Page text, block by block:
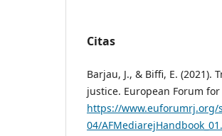
Citas
Barjau, J., & Biffi, E.
justice. European Forum
https://www.euforumrj.org/
04/